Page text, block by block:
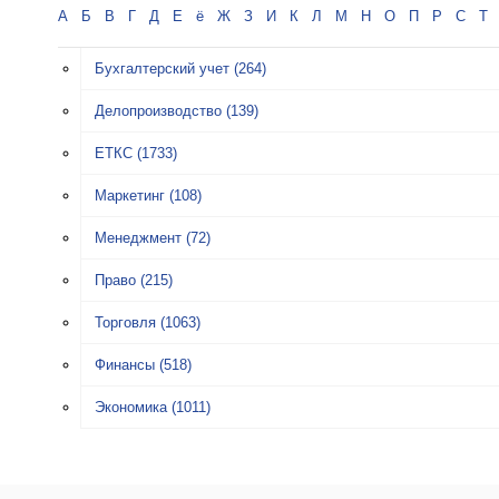
А Б В Г Д Е ё Ж З И К Л М Н О П Р С Т
Бухгалтерский учет (264)
Делопроизводство (139)
ЕТКС (1733)
Маркетинг (108)
Менеджмент (72)
Право (215)
Торговля (1063)
Финансы (518)
Экономика (1011)